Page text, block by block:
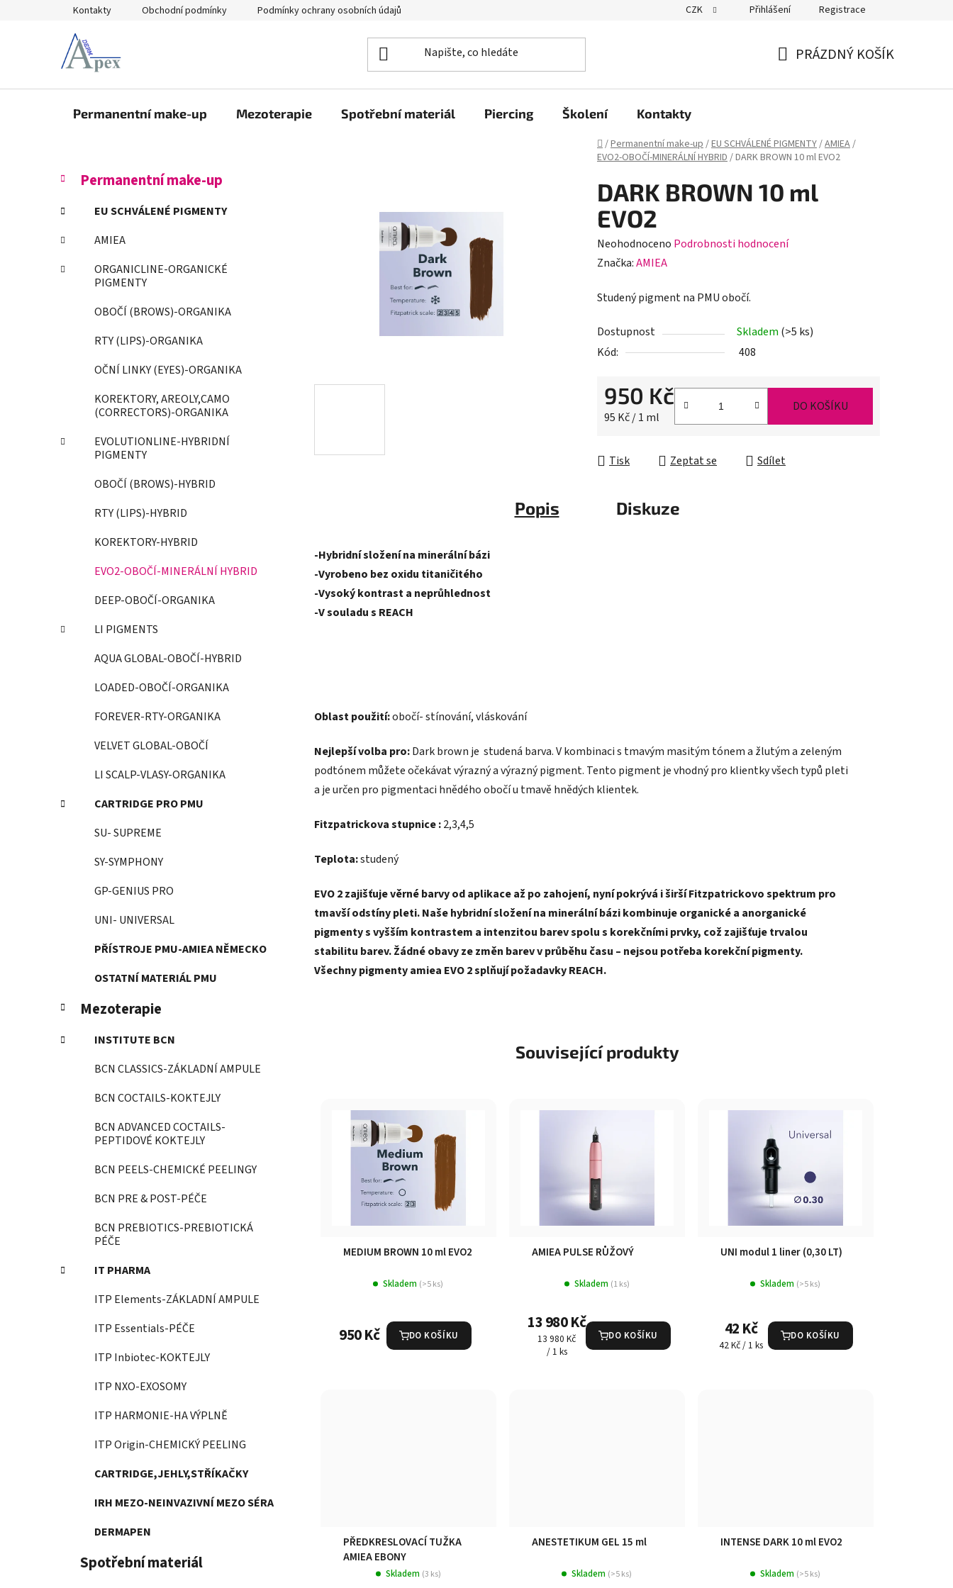
Kontakty Obchodní podmínky Podmínky ochrany osobních údajů CZK Přihlášení Registrace
PRÁZDNÝ KOŠÍK
Permanentní make-up Mezoterapie Spotřební materiál Piercing Školení Kontakty
Domů
/Permanentní make-up/EU SCHVÁLENÉ PIGMENTY/AMIEA/
EVO2-OBOČÍ-MINERÁLNÍ HYBRID/DARK BROWN 10 ml EVO2
P
s
r
a
Přeskočit
kategorie
K
a
e
g
r
Permanentní make-up
EU SCHVÁLENÉ PIGMENTY
AMIEA
ORGANICLINE-ORGANICKÉ
PIGMENTY
OBOČÍ (BROWS)-ORGANIKA
RTY (LIPS)-ORGANIKA
OČNÍ LINKY (EYES)-ORGANIKA
KOREKTORY, AREOLY,CAMO
(CORRECTORS)-ORGANIKA
EVOLUTIONLINE-HYBRIDNÍ
PIGMENTY
OBOČÍ (BROWS)-HYBRID
RTY (LIPS)-HYBRID
KOREKTORY-HYBRID
EVO2-OBOČÍ-MINERÁLNÍ HYBRID
DEEP-OBOČÍ-ORGANIKA
LI PIGMENTS
AQUA GLOBAL-OBOČÍ-HYBRID
LOADED-OBOČÍ-ORGANIKA
FOREVER-RTY-ORGANIKA
VELVET GLOBAL-OBOČÍ
LI SCALP-VLASY-ORGANIKA
CARTRIDGE PRO PMU
SU- SUPREME
SY-SYMPHONY
GP-GENIUS PRO
UNI- UNIVERSAL
PŘÍSTROJE PMU-AMIEA NĚMECKO
OSTATNÍ MATERIÁL PMU
Mezoterapie
INSTITUTE BCN
BCN CLASSICS-ZÁKLADNÍ AMPULE
BCN COCTAILS-KOKTEJLY
BCN ADVANCED COCTAILS-
PEPTIDOVÉ KOKTEJLY
BCN PEELS-CHEMICKÉ PEELINGY
BCN PRE & POST-PÉČE
BCN PREBIOTICS-PREBIOTICKÁ
PÉČE
IT PHARMA
ITP Elements-ZÁKLADNÍ AMPULE
ITP Essentials-PÉČE
ITP Inbiotec-KOKTEJLY
ITP NXO-EXOSOMY
ITP HARMONIE-HA VÝPLNĚ
ITP Origin-CHEMICKÝ PEELING
CARTRIDGE,JEHLY,STŘÍKAČKY
IRH MEZO-NEINVAZIVNÍ MEZO SÉRA
DERMAPEN
Spotřební materiál
DARK BROWN 10 ml
EVO2
Průměrné
hodnocení
je
z
5
Neohodnoceno Podrobnosti hodnocení
Značka:AMIEA
Studený pigment na PMU obočí.
Dostupnost Skladem (>5 ks)
Kód:
408
950 Kč
Měrná cena:
95 Kč / 1 ml
DO KOŠÍKU
Tisk Zeptat se Sdílet
Popis Diskuze
-Hybridní složení na minerální bázi
-Vyrobeno bez oxidu titaničitého
-Vysoký kontrast a neprůhlednost
-V souladu s REACH
Oblast použití:obočí- stínování, vláskování
Nejlepší volba pro:Dark brown je studená barva. V kombinaci s tmavým masitým tónem a žlutým a zeleným
podtónem můžete očekávat výrazný a výrazný pigment. Tento pigment je vhodný pro klientky všech typů pleti
a je určen pro pigmentaci hnědého obočí u tmavě hnědých klientek.
Fitzpatrickova stupnice :2,3,4,5
Teplota:studený
EVO 2 zajišťuje věrné barvy od aplikace až po zahojení, nyní pokrývá i širší Fitzpatrickovo spektrum pro
tmavší odstíny pleti. Naše hybridní složení na minerální bázi kombinuje organické a anorganické
pigmenty s vyšším kontrastem a intenzitou barev spolu s korekčními prvky, což zajišťuje trvalou
stabilitu barev. Žádné obavy ze změn barev v průběhu času – nejsou potřeba korekční pigmenty.
Všechny pigmenty amiea EVO 2 splňují požadavky REACH.
Související produkty
MEDIUM BROWN 10 ml EVO2
Skladem (>5 ks)
950 Kč DO KOŠÍKU
AMIEA PULSE RŮŽOVÝ
Skladem (1 ks)
13 980 Kč
Měrná
cena:
13 980 Kč
/ 1 ks
DO KOŠÍKU
UNI modul 1 liner (0,30 LT)
Skladem (>5 ks)
42 Kč
Měrná
42 Kč / 1 ks
DO KOŠÍKU
PŘEDKRESLOVACÍ TUŽKA
AMIEA EBONY
Skladem (3 ks)
ANESTETIKUM GEL 15 ml
Skladem (>5 ks)
INTENSE DARK 10 ml EVO2
Skladem (>5 ks)